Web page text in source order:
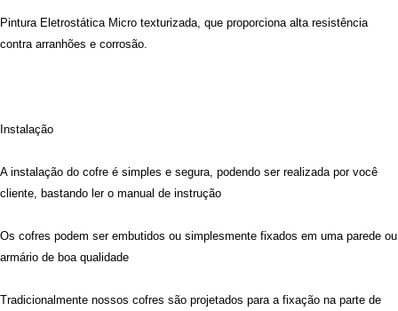
Pintura Eletrostática Micro texturizada, que proporciona alta resistência
contra arranhões e corrosão.
Instalação
A instalação do cofre é simples e segura, podendo ser realizada por você
cliente, bastando ler o manual de instrução
Os cofres podem ser embutidos ou simplesmente fixados em uma parede ou
armário de boa qualidade
Tradicionalmente nossos cofres são projetados para a fixação na parte de